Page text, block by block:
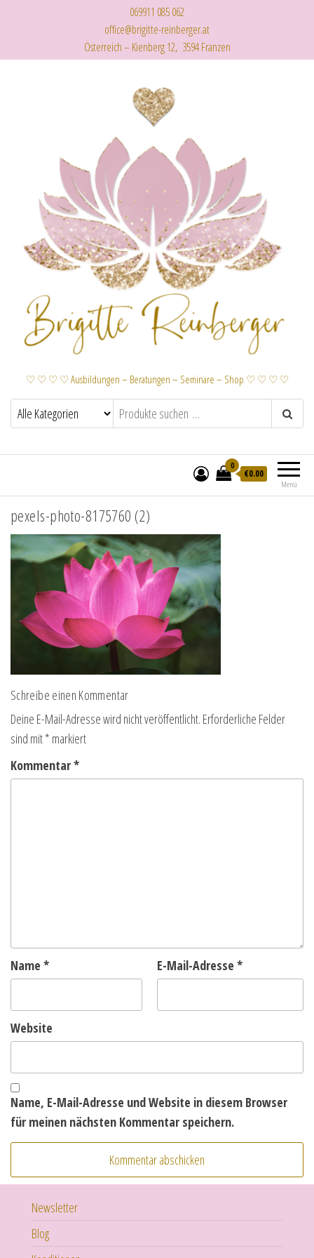
069911 085 062
office@brigitte-reinberger.at
Österreich – Kienberg 12, 3594 Franzen
♡ ♡ ♡ ♡ Ausbildungen – Beratungen – Seminare – Shop ♡ ♡ ♡ ♡
Menü
0
€0.00
pexels-photo-8175760 (2)
Schreibe einen Kommentar
Deine E-Mail-Adresse wird nicht veröffentlicht. Erforderliche Felder
sind mit* markiert
Kommentar*
Name * E-Mail-Adresse *
Website
Name, E-Mail-Adresse und Website in diesem Browser
für meinen nächsten Kommentar speichern.
Newsletter
Blog